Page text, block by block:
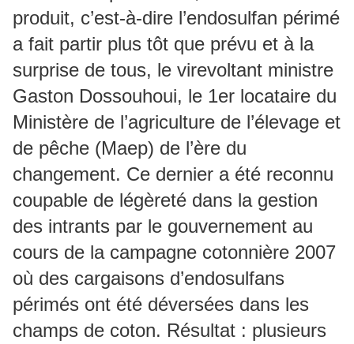
produit, c’est-à-dire l’endosulfan périmé
a fait partir plus tôt que prévu et à la
surprise de tous, le virevoltant ministre
Gaston Dossouhoui, le 1er locataire du
Ministère de l’agriculture de l’élevage et
de pêche (Maep) de l’ère du
changement. Ce dernier a été reconnu
coupable de légèreté dans la gestion
des intrants par le gouvernement au
cours de la campagne cotonnière 2007
où des cargaisons d’endosulfans
périmés ont été déversées dans les
champs de coton. Résultat : plusieurs